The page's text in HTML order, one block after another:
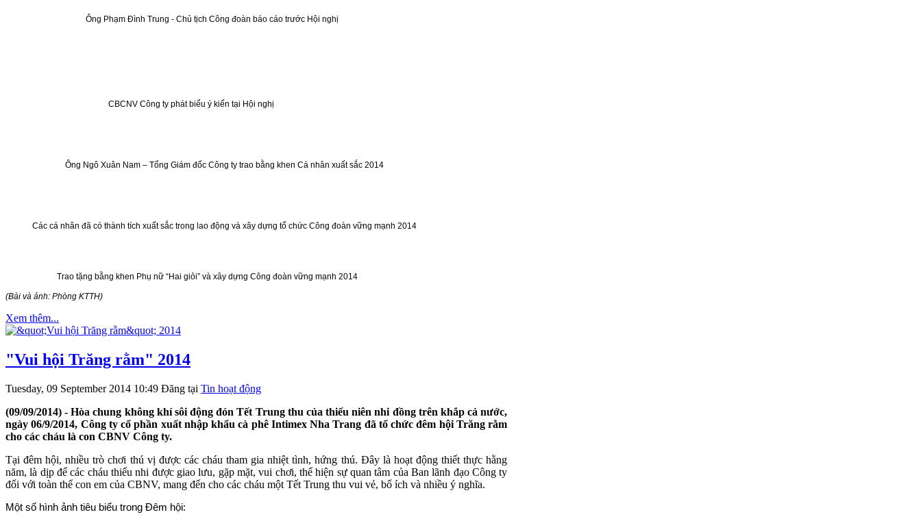
Ông Phạm Đình Trung - Chủ tịch Công đoàn báo cáo trước Hội nghị
CBCNV Công ty phát biểu ý kiến tại Hội nghị
Ông Ngô Xuân Nam – Tổng Giám đốc Công ty trao bằng khen Cá nhân xuất sắc 2014
Các cá nhân đã có thành tích xuất sắc trong lao động và xây dựng tổ chức Công đoàn vững mạnh 2014
Trao tặng bằng khen Phụ nữ “Hai giỏi” và xây dựng Công đoàn vững mạnh 2014
(Bài và ảnh: Phòng KTTH)
Xem thêm...
"Vui hội Trăng rằm" 2014
Tuesday, 09 September 2014 10:49 Đăng tại Tin hoạt động
(09/09/2014) - Hòa chung không khí sôi động đón Tết Trung thu của thiếu niên nhi đồng trên khắp cả nước,
ngày 06/9/2014, Công ty cổ phần xuất nhập khẩu cà phê Intimex Nha Trang đã tổ chức đêm hội Trăng rằm
cho các cháu là con CBNV Công ty.
Tại đêm hội, nhiều trò chơi thú vị được các cháu tham gia nhiệt tình, hứng thú. Đây là hoạt động thiết thực hằng
năm, là dịp để các cháu thiếu nhi được giao lưu, gặp mặt, vui chơi, thể hiện sự quan tâm của Ban lãnh đạo Công ty
đối với toàn thể con em của CBNV, mang đến cho các cháu một Tết Trung thu vui vẻ, bổ ích và nhiều ý nghĩa.
Một số hình ảnh tiêu biểu trong Đêm hội: